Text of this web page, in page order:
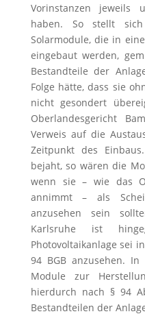
Vorinstanzen jeweils
haben. So stellt
Solarmodule, die in
eingebaut werden,
Bestandteile der
Folge hätte, dass sie
nicht gesondert
Oberlandesgericht
Verweis auf die
Zeitpunkt des
bejaht, so wären die
wenn sie – wie das
annimmt – als
anzusehen sein
Karlsruhe ist
Photovoltaikanlage sei
94 BGB anzusehen.
Module zur
hierdurch nach § 94
Bestandteilen der